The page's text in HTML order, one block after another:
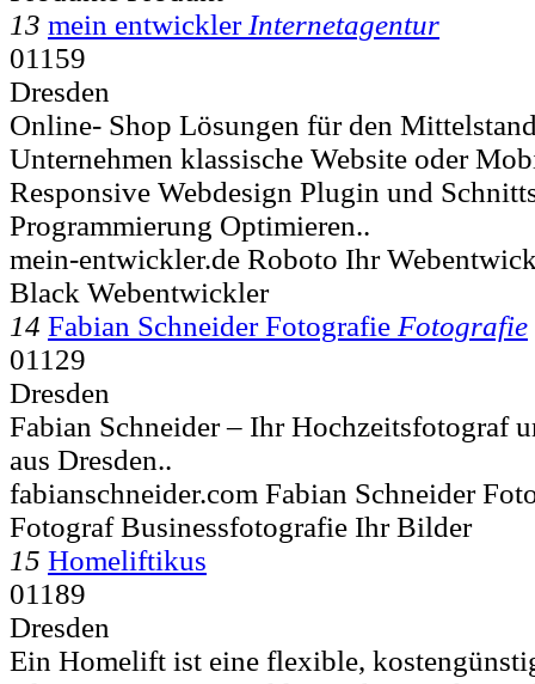
13 mein entwickler Internetagentur
01159
Dresden
Online- Shop Lösungen für den
Unternehmen klassische Website oder
Responsive Webdesign Plugin und
Programmierung Optimieren..
mein-entwickler.de Roboto Ihr
Black Webentwickler
14 Fabian Schneider Fotografie Fotografie
01129
Dresden
Fabian Schneider – Ihr Hochzeitsfotograf
aus Dresden..
fabianschneider.com Fabian Schneider
Fotograf Businessfotografie Ihr Bilder
15 Homeliftikus
01189
Dresden
Ein Homelift ist eine flexible,